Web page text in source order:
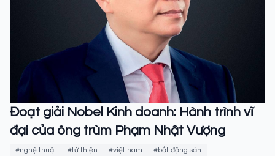
Đoạt giải Nobel Kinh doanh: Hành trình vĩ
đại của ông trùm Phạm Nhật Vượng
#nghệ thuật #từ thiện #việt nam #bất động sản